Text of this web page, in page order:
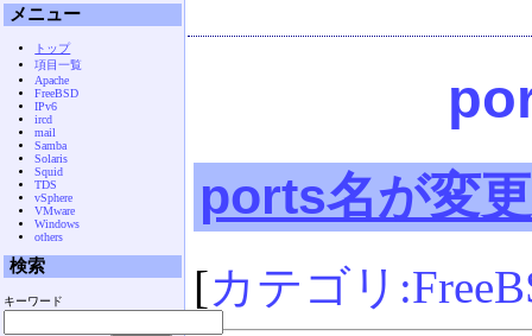
ports名が変
[カテゴリ
メニュー
トップ
項目一覧
Apache
FreeBSD
IPv6
ircd
mail
Samba
Solaris
Squid
TDS
vSphere
VMware
Windows
others
検索
キーワード